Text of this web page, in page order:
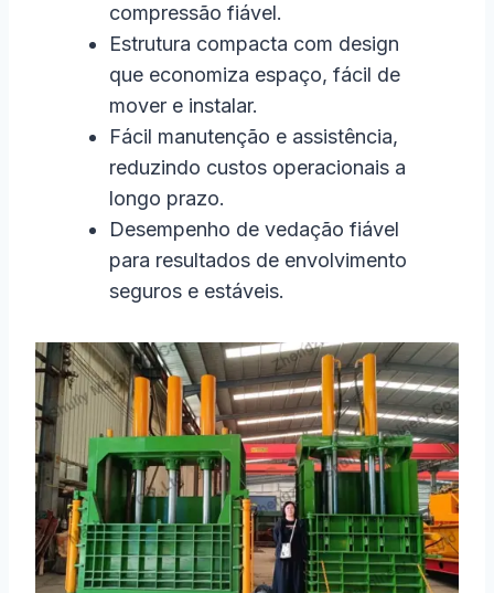
compressão fiável.
Estrutura compacta com design
que economiza espaço, fácil de
mover e instalar.
Fácil manutenção e assistência,
reduzindo custos operacionais a
longo prazo.
Desempenho de vedação fiável
para resultados de envolvimento
seguros e estáveis.